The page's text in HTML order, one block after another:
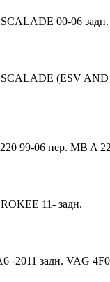
00-06 задн.
(ESV
99-06 пер. MB A
11- задн.
2011 задн. VAG 4F0